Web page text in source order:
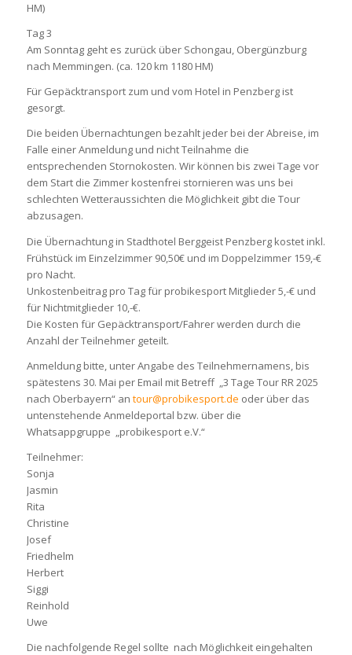
HM)
Tag 3
Am Sonntag geht es zurück über Schongau, Obergünzburg
nach Memmingen. (ca. 120 km 1180 HM)
Für Gepäcktransport zum und vom Hotel in Penzberg ist
gesorgt.
Die beiden Übernachtungen bezahlt jeder bei der Abreise, im
Falle einer Anmeldung und nicht Teilnahme die
entsprechenden Stornokosten. Wir können bis zwei Tage vor
dem Start die Zimmer kostenfrei stornieren was uns bei
schlechten Wetteraussichten die Möglichkeit gibt die Tour
abzusagen.
Die Übernachtung in Stadthotel Berggeist Penzberg kostet inkl.
Frühstück im Einzelzimmer 90,50€ und im Doppelzimmer 159,-€
pro Nacht.
Unkostenbeitrag pro Tag für probikesport Mitglieder 5,-€ und
für Nichtmitglieder 10,-€.
Die Kosten für Gepäcktransport/Fahrer werden durch die
Anzahl der Teilnehmer geteilt.
Anmeldung bitte, unter Angabe des Teilnehmernamens, bis
spätestens 30. Mai per Email mit Betreff „3 Tage Tour RR 2025
nach Oberbayern“ an tour@probikesport.de oder über das
untenstehende Anmeldeportal bzw. über die
Whatsappgruppe „probikesport e.V.“
Teilnehmer:
Sonja
Jasmin
Rita
Christine
Josef
Friedhelm
Herbert
Siggi
Reinhold
Uwe
Die nachfolgende Regel sollte nach Möglichkeit eingehalten